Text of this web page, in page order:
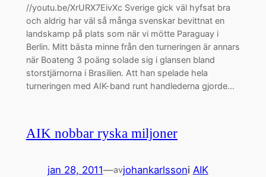
//youtu.be/XrURX7EivXc Sverige gick väl hyfsat bra
och aldrig har väl så många svenskar bevittnat en
landskamp på plats som när vi mötte Paraguay i
Berlin. Mitt bästa minne från den turneringen är annars
när Boateng 3 poäng solade sig i glansen bland
storstjärnorna i Brasilien. Att han spelade hela
turneringen med AIK-band runt handlederna gjorde…
AIK nobbar ryska miljoner
jan 28, 2011—avjohankarlssoni AIK